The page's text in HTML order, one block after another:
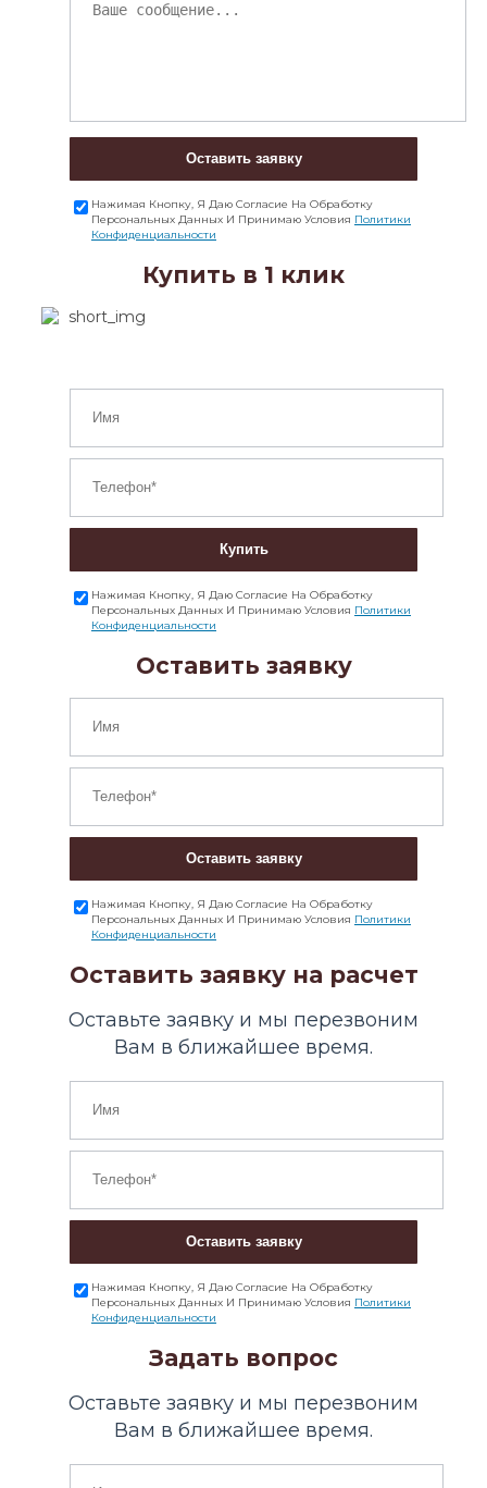
Оставить заявку
Нажимая Кнопку, Я Даю Согласие На Обработку
Персональных Данных И Принимаю Условия Политики
Конфиденциальности
Купить в 1 клик
Купить
Нажимая Кнопку, Я Даю Согласие На Обработку
Персональных Данных И Принимаю Условия Политики
Конфиденциальности
Оставить заявку
Оставить заявку
Нажимая Кнопку, Я Даю Согласие На Обработку
Персональных Данных И Принимаю Условия Политики
Конфиденциальности
Оставить заявку на расчет
Оставьте заявку и мы перезвоним
Вам в ближайшее время.
Оставить заявку
Нажимая Кнопку, Я Даю Согласие На Обработку
Персональных Данных И Принимаю Условия Политики
Конфиденциальности
Задать вопрос
Оставьте заявку и мы перезвоним
Вам в ближайшее время.